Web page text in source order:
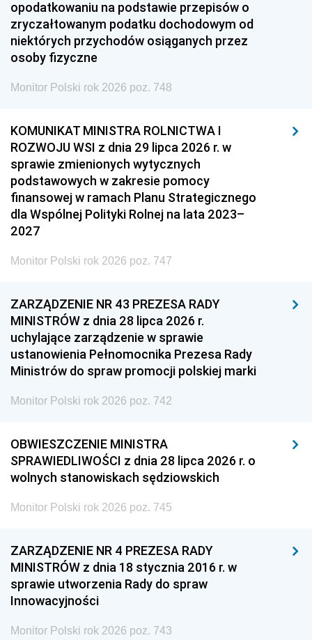
opodatkowaniu na podstawie przepisów o
zryczałtowanym podatku dochodowym od
niektórych przychodów osiąganych przez
osoby fizyczne
Monitor Polski rok 2026 poz. 748
KOMUNIKAT MINISTRA ROLNICTWA I
ROZWOJU WSI z dnia 29 lipca 2026 r. w
sprawie zmienionych wytycznych
podstawowych w zakresie pomocy
finansowej w ramach Planu Strategicznego
dla Wspólnej Polityki Rolnej na lata 2023–
2027
Monitor Polski rok 2026 poz. 747
ZARZĄDZENIE NR 43 PREZESA RADY
MINISTRÓW z dnia 28 lipca 2026 r.
uchylające zarządzenie w sprawie
ustanowienia Pełnomocnika Prezesa Rady
Ministrów do spraw promocji polskiej marki
Monitor Polski rok 2026 poz. 742
OBWIESZCZENIE MINISTRA
SPRAWIEDLIWOŚCI z dnia 28 lipca 2026 r. o
wolnych stanowiskach sędziowskich
Monitor Polski rok 2026 poz. 745
ZARZĄDZENIE NR 4 PREZESA RADY
MINISTRÓW z dnia 18 stycznia 2016 r. w
sprawie utworzenia Rady do spraw
Innowacyjności
Monitor Polski rok 2026 poz. 743